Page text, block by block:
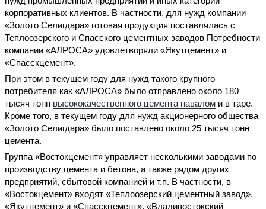
корпоративных клиентов. В частности, для нужд компании
«Золото Селигдара» готовая продукция поставлялась с
Теплоозерского и Спасского цементных заводов Потребности
компании «АЛРОСА» удовлетворяли «Якутцемент» и
«Спасскцемент».
При этом в текущем году для нужд такого крупного
потребителя как «АЛРОСА» было отправлено около 180
тысяч тонн высококачественного цемента навалом и в таре.
Кроме того, в текущем году для нужд акционерного общества
«Золото Селигдара» было поставлено около 25 тысяч тонн
цемента.
Группа «Востокцемент» управляет несколькими заводами по
производству цемента и бетона, а также рядом других
предприятий, сбытовой компанией и т.п. В частности, в
«Востокцемент» входят «Теплоозерский цементный завод»,
«Якутцемент» и «Спасскцемент», «Владивостокский